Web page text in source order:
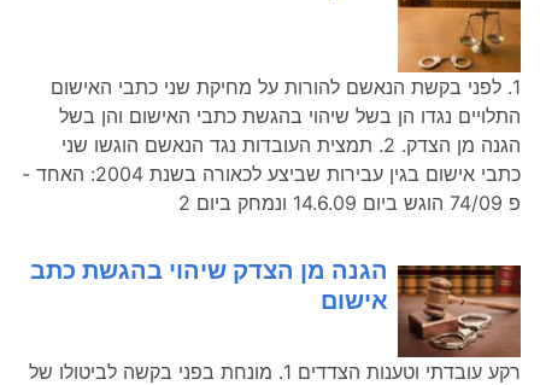
1. לפני בקשת הנאשם להורות על מחיקת שני כתבי האישום
התלויים נגדו הן בשל שיהוי בהגשת כתבי האישום והן בשל
הגנה מן הצדק. 2. תמצית העובדות נגד הנאשם הוגשו שני
כתבי אישום בגין עבירות שביצע לכאורה בשנת 2004: האחד -
פ 74/09 הוגש ביום 14.6.09 ונמחק ביום 2
הגנה מן הצדק שיהוי בהגשת כתב
אישום
רקע עובדתי וטענות הצדדים 1. מונחת בפני בקשה לביטולו של